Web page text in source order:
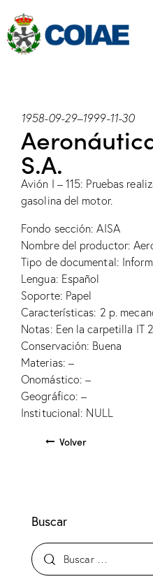
1958-09-29–1999-11-30
S.A.
Avión I – 115: Pruebas
gasolina del motor.
Fondo sección: AISA
Nombre del productor:
Tipo de documental:
Lengua: Español
Soporte: Papel
Características: 2 p.
Notas: Een la carpetilla IT
Conservación: Buena
Materias: –
Onomástico: –
Geográfico: –
Institucional: NULL
Volver
Buscar